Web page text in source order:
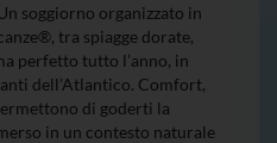
soggiorno organizzato in
tra spiagge dorate,
perfetto tutto l’anno, in
dell’Atlantico. Comfort,
di goderti la
in un contesto naturale